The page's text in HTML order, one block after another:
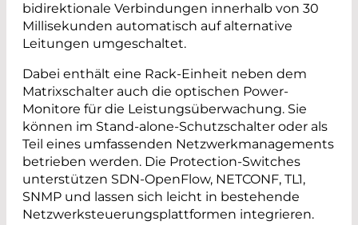
bidirektionale Verbindungen innerhalb von 30
Millisekunden automatisch auf alternative
Leitungen umgeschaltet.
Dabei enthält eine Rack-Einheit neben dem
Matrixschalter auch die optischen Power-
Monitore für die Leistungsüberwachung. Sie
können im Stand-alone-Schutzschalter oder als
Teil eines umfassenden Netzwerkmanagements
betrieben werden. Die Protection-Switches
unterstützen SDN-OpenFlow, NETCONF, TL1,
SNMP und lassen sich leicht in bestehende
Netzwerksteuerungsplattformen integrieren.